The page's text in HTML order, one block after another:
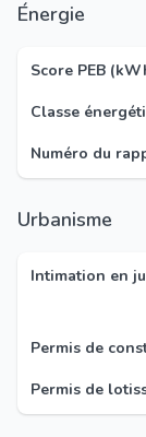
Énergie
Score PEB
Classe
Numéro du
Urbanisme
Intimation en
Permis de
Permis de